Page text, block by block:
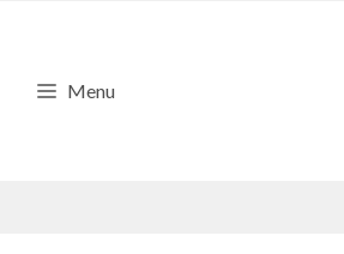
Menu